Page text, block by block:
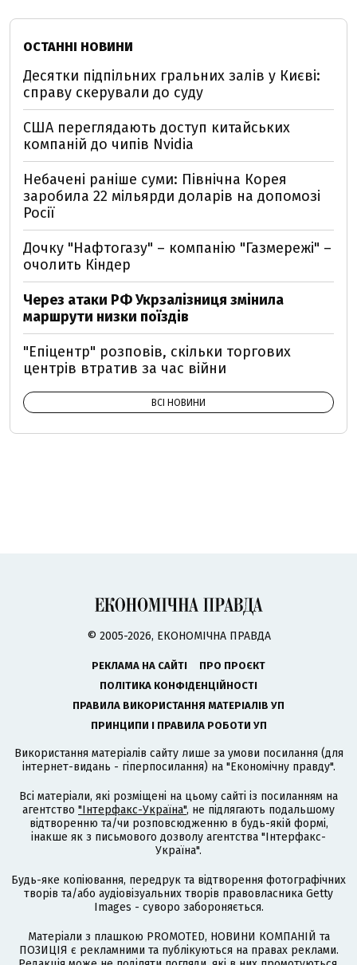
ОСТАННІ НОВИНИ
Десятки підпільних гральних залів у Києві:
справу скерували до суду
США переглядають доступ китайських
компаній до чипів Nvidia
Небачені раніше суми: Північна Корея
заробила 22 мільярди доларів на допомозі
Росії
Дочку "Нафтогазу" – компанію "Газмережі" –
очолить Кіндер
Через атаки РФ Укрзалізниця змінила
маршрути низки поїздів
"Епіцентр" розповів, скільки торгових
центрів втратив за час війни
ВСІ НОВИНИ
© 2005-2026, ЕКОНОМІЧНА ПРАВДА
РЕКЛАМА НА САЙТІ
ПРО ПРОЄКТ
ПОЛІТИКА КОНФІДЕНЦІЙНОСТІ
ПРАВИЛА ВИКОРИСТАННЯ МАТЕРІАЛІВ УП
ПРИНЦИПИ І ПРАВИЛА РОБОТИ УП
Використання матеріалів сайту лише за умови посилання (для
інтернет-видань - гіперпосилання) на "Економічну правду".
Всі матеріали, які розміщені на цьому сайті із посиланням на
агентство "Інтерфакс-Україна", не підлягають подальшому
відтворенню та/чи розповсюдженню в будь-якій формі,
інакше як з письмового дозволу агентства "Інтерфакс-
Україна".
Будь-яке копіювання, передрук та відтворення фотографічних
творів та/або аудіовізуальних творів правовласника Getty
Images - суворо забороняється.
Матеріали з плашкою PROMOTED, НОВИНИ КОМПАНІЙ та
ПОЗИЦІЯ є рекламними та публікуються на правах реклами.